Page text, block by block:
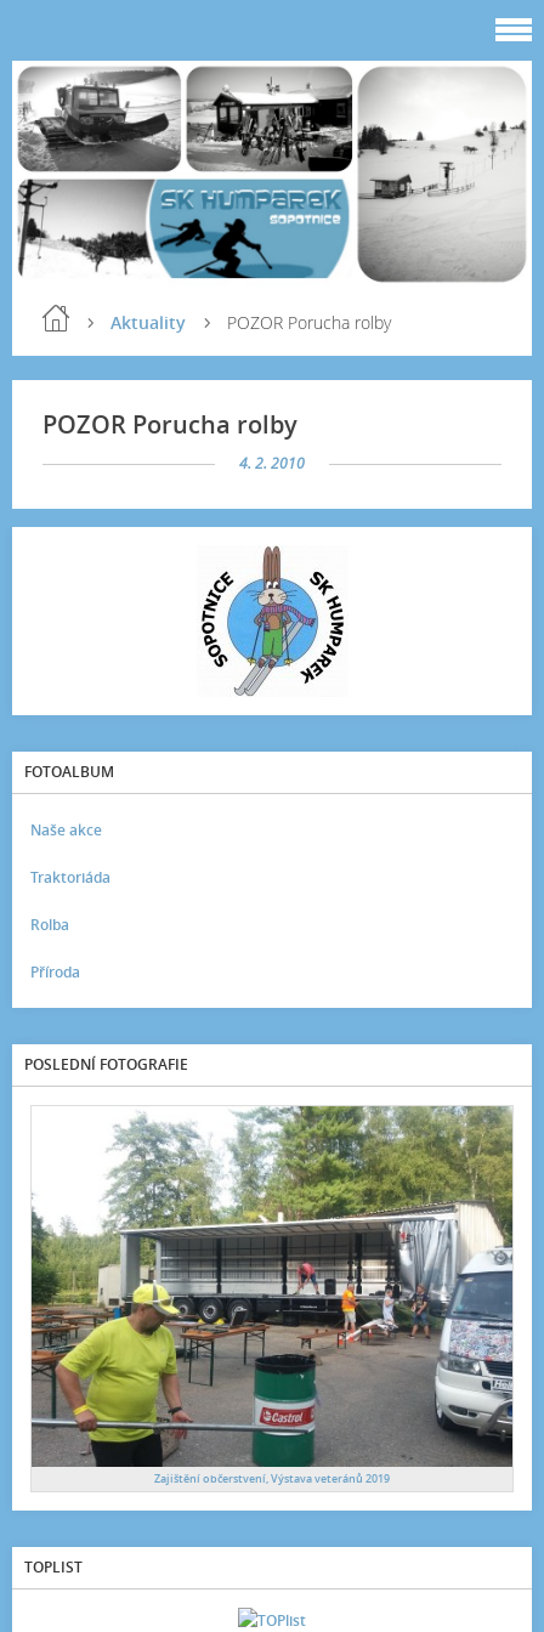
Aktuality POZOR Porucha rolby
POZOR Porucha rolby
4. 2. 2010
FOTOALBUM
Naše akce
Traktoriáda
Rolba
Příroda
POSLEDNÍ FOTOGRAFIE
Zajištění občerstvení, Výstava veteránů 2019
TOPLIST